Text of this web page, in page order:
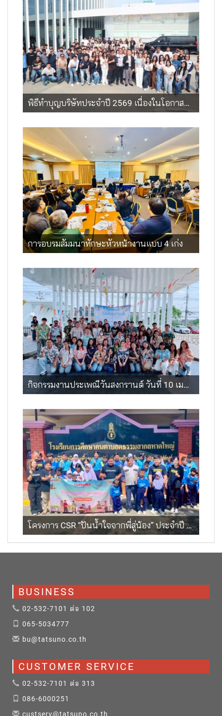
พิธีทำบุญบริษัทประจำปี 2569 เนื่องในโอกาสครบรอบ 37 ปี
การอบรมสัมมนาทักษะหัวหน้างานแบบ 4 เก่ง
กิจกรรมงานประเพณีวันสงกรานต์ วันที่ 10 เมษายน 2569
โครงการ CSR “ปันน้ำใจจากพี่สู่น้อง” ประจำปี 2569
BUSINESS
02-532-7101 ต่อ 102
065-5034777
bu@tatsuno.co.th
CUSTOMER SERVICE
02-532-7101 ต่อ 313
086-6000251
custserv@tatsuno.co.th